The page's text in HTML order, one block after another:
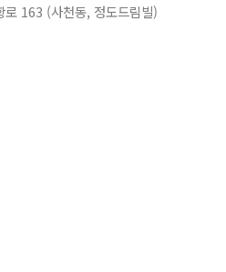
로 163 (사천동, 정도드림빌)